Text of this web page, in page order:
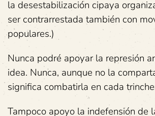
la desestabilización cipaya
ser contrarrestada también con
populares.)
Nunca podré apoyar la represión
idea. Nunca, aunque no la
significa combatirla en cada
Tampoco apoyo la indefensión de